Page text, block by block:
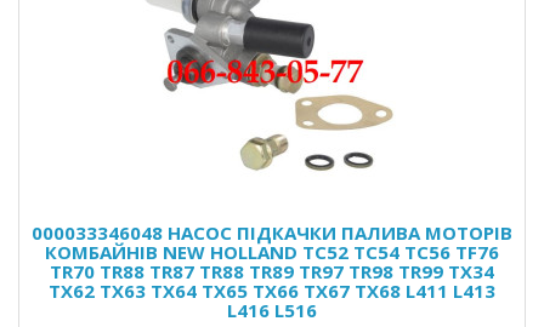
000033346048 НАСОС ПІДКАЧКИ ПАЛИВА МОТОРІВ
КОМБАЙНІВ NEW HOLLAND TC52 TC54 TC56 TF76
TR70 TR88 TR87 TR88 TR89 TR97 TR98 TR99 TX34
TX62 TX63 TX64 TX65 TX66 TX67 TX68 L411 L413
L416 L516